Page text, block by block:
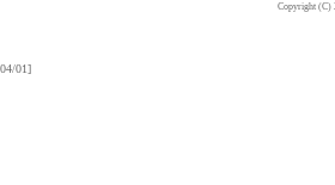
Copyright (C)
01]